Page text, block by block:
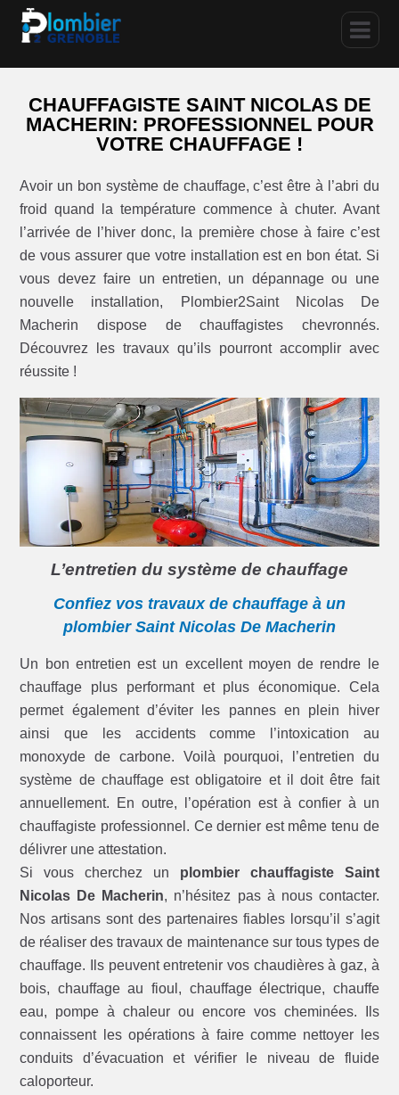
CHAUFFAGISTE SAINT NICOLAS DE
MACHERIN: PROFESSIONNEL POUR
VOTRE CHAUFFAGE !
Avoir un bon système de chauffage, c’est être à l’abri du
froid quand la température commence à chuter. Avant
l’arrivée de l’hiver donc, la première chose à faire c’est
de vous assurer que votre installation est en bon état. Si
vous devez faire un entretien, un dépannage ou une
nouvelle installation, Plombier2Saint Nicolas De
Macherin dispose de chauffagistes chevronnés.
Découvrez les travaux qu’ils pourront accomplir avec
réussite !
L’entretien du système de chauffage
Confiez vos travaux de chauffage à un
plombier Saint Nicolas De Macherin
Un bon entretien est un excellent moyen de rendre le
chauffage plus performant et plus économique. Cela
permet également d’éviter les pannes en plein hiver
ainsi que les accidents comme l’intoxication au
monoxyde de carbone. Voilà pourquoi, l’entretien du
système de chauffage est obligatoire et il doit être fait
annuellement. En outre, l’opération est à confier à un
chauffagiste professionnel. Ce dernier est même tenu de
délivrer une attestation.
Si vous cherchez un plombier chauffagiste Saint
Nicolas De Macherin, n’hésitez pas à nous contacter.
Nos artisans sont des partenaires fiables lorsqu’il s’agit
de réaliser des travaux de maintenance sur tous types de
chauffage. Ils peuvent entretenir vos chaudières à gaz, à
bois, chauffage au fioul, chauffage électrique, chauffe
eau, pompe à chaleur ou encore vos cheminées. Ils
connaissent les opérations à faire comme nettoyer les
conduits d’évacuation et vérifier le niveau de fluide
caloporteur.